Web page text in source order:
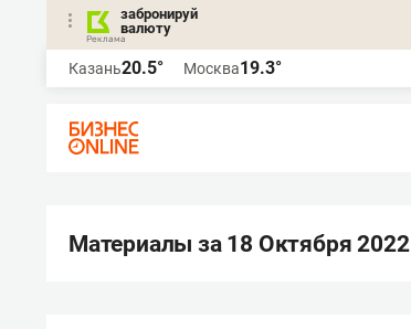
забронируй
валюту
Казань20.5° Москва19.3°
Материалы за 18 Октября 2022